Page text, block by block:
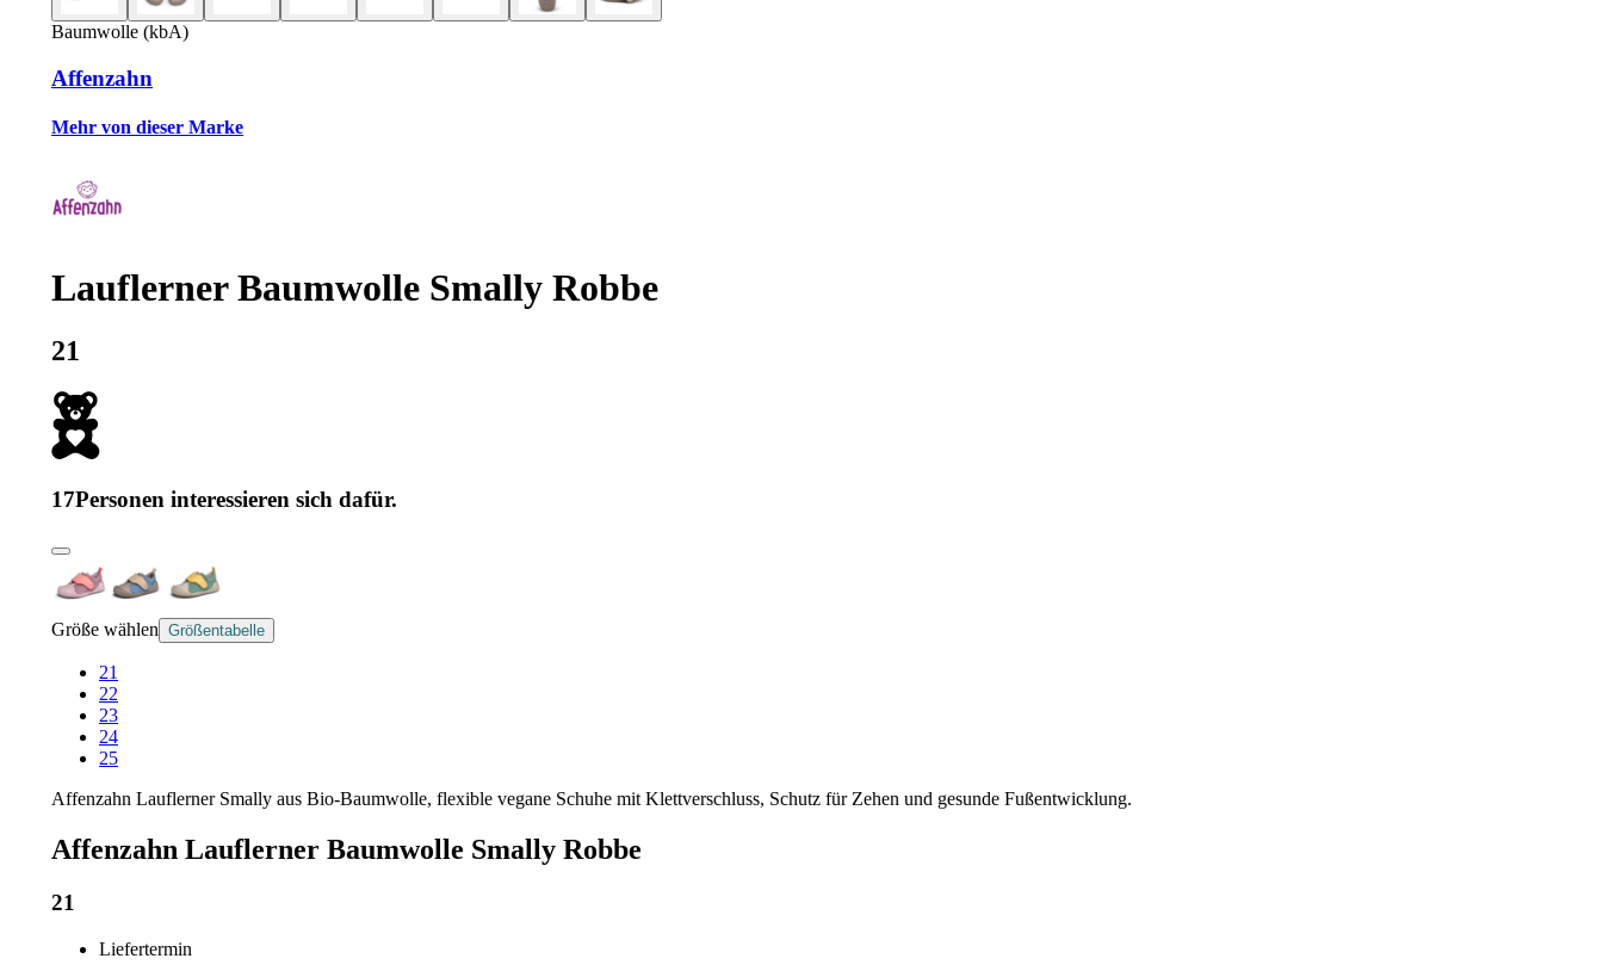
Baumwolle (kbA)
Affenzahn
Mehr von dieser Marke
Lauflerner Baumwolle Smally Robbe
21
17Personen interessieren sich dafür.
Größe wählen Größentabelle
21
22
23
24
25
Affenzahn Lauflerner Smally aus Bio-Baumwolle, flexible vegane Schuhe mit Klettverschluss, Schutz für Zehen und gesunde Fußentwicklung.
Affenzahn Lauflerner Baumwolle Smally Robbe
21
Liefertermin